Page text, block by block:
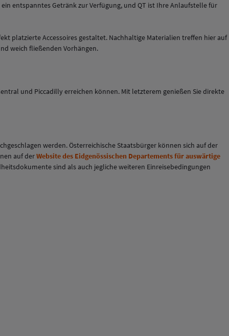
entspanntes Getränk zur Verfügung, und QT ist Ihre Anlaufstelle für
platzierte Accessoires gestaltet. Nachhaltige Materialien treffen hier auf
weich fließenden Vorhängen.
und Piccadilly erreichen können. Mit letzterem genießen Sie direkte
werden. Österreichische Staatsbürger können sich auf der
auf derWebsite des Eidgenössischen Departements für auswärtige
sind als auch jegliche weiteren Einreisebedingungen